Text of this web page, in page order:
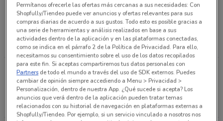
Avenida Insurgentes Sur #1352 local 143 Colonia
del Valle Cp 03100 Benito Juarez CDMX Ciudad De
México
3.3 km
ABIERTO
Calle 16 de Septiembre Local B, Centro de la
ciudad de México Area 1, delegación Cuauhtemoc,
C.P. 06000. Ciudad De México
5.1 km
ABIERTO
Permítanos ofrecerle las ofertas más cercanas a sus necesidades: Con
Shopfully/Tiendeo puede ver anuncios y ofertas relevantes para sus
compras diarias de acuerdo a sus gustos. Todo esto es posible gracias a
una serie de herramientas y análisis realizados en base a sus
actividades dentro de la aplicación y en las plataformas conectadas,
como se indica en el párrafo 2 de la Política de Privacidad. Para ello,
necesitamos su consentimiento sobre el uso de los datos recopilados
para este fin. Si aceptas compartiremos tus datos personales con
Partners de todo el mundo a través del uso de SDK externos. Puedes
cambiar de opinión siempre accediendo a Menu > Privacidad >
Personalización, dentro de nuestra App. ¿Qué sucede si acepta? Los
anuncios que verá dentro de la aplicación pueden tratar temas
relacionados con su historial de navegación en plataformas externas a
Shopfully/Tiendeo. Por ejemplo, si un servicio vinculado a nosotros nos